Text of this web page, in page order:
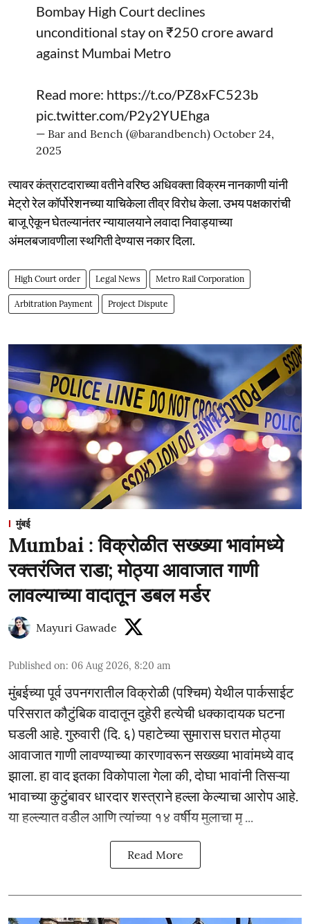
Bombay High Court declines
unconditional stay on ₹250 crore award
against Mumbai Metro
Read more: https://t.co/PZ8xFC523b
pic.twitter.com/P2y2YUEhga
— Bar and Bench (@barandbench) October 24,
2025
त्यावर कंत्राटदाराच्या वतीने वरिष्ठ अधिवक्ता विक्रम नानकाणी यांनी
मेट्रो रेल कॉर्पोरेशनच्या याचिकेला तीव्र विरोध केला. उभय पक्षकारांची
बाजू ऐकून घेतल्यानंतर न्यायालयाने लवादा निवाड्याच्या
अंमलबजावणीला स्थगिती देण्यास नकार दिला.
High Court order Legal News Metro Rail Corporation
Arbitration Payment Project Dispute
मुंबई
Mumbai : विक्रोळीत सख्ख्या भावांमध्ये
रक्तरंजित राडा; मोठ्या आवाजात गाणी
लावल्याच्या वादातून डबल मर्डर
Mayuri Gawade
Published on: 06 Aug 2026, 8:20 am
मुंबईच्या पूर्व उपनगरातील विक्रोळी (पश्चिम) येथील पार्कसाईट
परिसरात कौटुंबिक वादातून दुहेरी हत्येची धक्कादायक घटना
घडली आहे. गुरुवारी (दि. ६) पहाटेच्या सुमारास घरात मोठ्या
आवाजात गाणी लावण्याच्या कारणावरून सख्ख्या भावांमध्ये वाद
झाला. हा वाद इतका विकोपाला गेला की, दोघा भावांनी तिसऱ्या
भावाच्या कुटुंबावर धारदार शस्त्राने हल्ला केल्याचा आरोप आहे.
या हल्ल्यात वडील आणि त्यांच्या १४ वर्षीय मुलाचा मृ ...
Read More